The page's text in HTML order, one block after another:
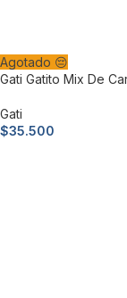
Agotado 😔
Gati Gatito Mix De
Gati
$35.500